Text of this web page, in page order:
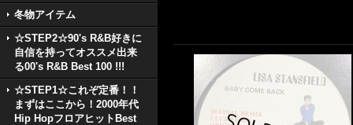
冬物アイテム
☆STEP2☆90's R&B好きに
自信を持ってオススメ出来
る00's R&B Best 100 !!!
☆STEP1☆これぞ定番！！
まずはここから！2000年代
Hip HopフロアヒットBest